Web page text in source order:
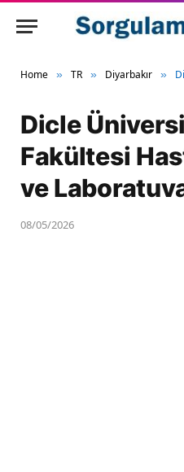
Home » TR » Diyarbakır »
Dicle
Fakültesi
ve
08/05/2026